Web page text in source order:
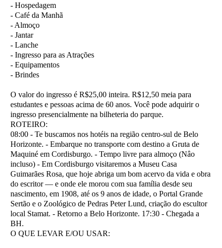
- Hospedagem
- Café da Manhã
- Almoço
- Jantar
- Lanche
- Ingresso para as Atrações
- Equipamentos
- Brindes
O valor do ingresso é R$25,00 inteira. R$12,50 meia para
estudantes e pessoas acima de 60 anos. Você pode adquirir o
ingresso presencialmente na bilheteria do parque.
ROTEIRO:
08:00 - Te buscamos nos hotéis na região centro-sul de Belo
Horizonte. - Embarque no transporte com destino a Gruta de
Maquiné em Cordisburgo. - Tempo livre para almoço (Nâo
incluso) - Em Cordisburgo visitaremos a Museu Casa
Guimarães Rosa, que hoje abriga um bom acervo da vida e obra
do escritor — e onde ele morou com sua família desde seu
nascimento, em 1908, até os 9 anos de idade, o Portal Grande
Sertão e o Zoológico de Pedras Peter Lund, criação do escultor
local Stamat. - Retorno a Belo Horizonte. 17:30 - Chegada a
BH.
O QUE LEVAR E/OU USAR: